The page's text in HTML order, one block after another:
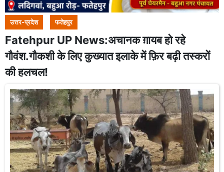
उत्तर-प्रदेश फतेहपुर
Fatehpur UP News:अचानक ग़ायब हो रहे
गौवंश.गौकशी के लिए कुख्यात इलाके में फ़िर बढ़ी तस्करों
की हलचल!